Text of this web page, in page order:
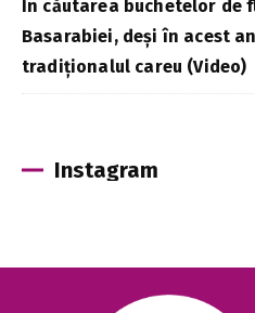
În căutarea buchetelor de
Basarabiei, deși în acest
tradiționalul careu (Video)
Instagram